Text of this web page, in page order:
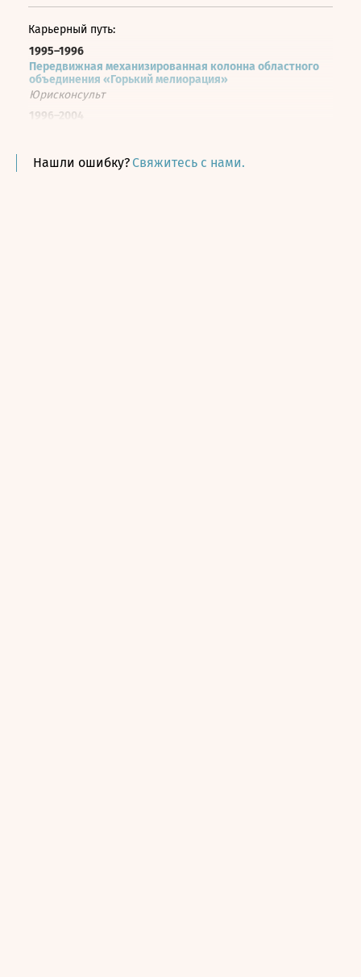
Карьерный путь:
1995–1996
Передвижная механизированная колонна областного
объединения «Горький мелиорация»
Юрисконсульт
1996–2004
Нашли ошибку? Свяжитесь с нами.